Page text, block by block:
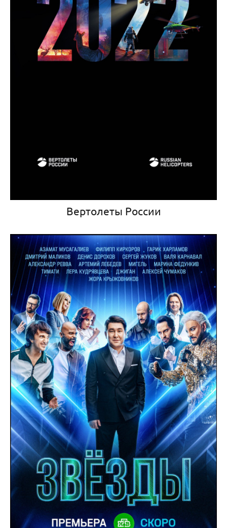
Вертолеты России